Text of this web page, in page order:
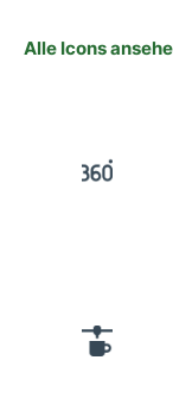
Alle Icons